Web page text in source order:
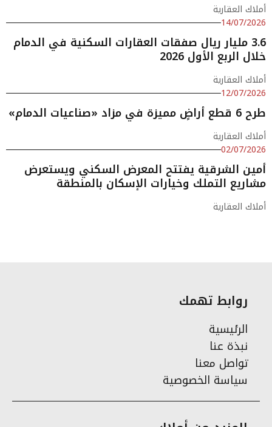
أملاك العقارية
14/07/2026
3.6 مليار ريال صفقات العقارات السكنية في الدمام
خلال الربع الأول 2026
أملاك العقارية
12/07/2026
طرح 6 قطع أراضٍ مميزة في مزاد «صناعيات الدمام»
أملاك العقارية
02/07/2026
أمين الشرقية يفتتح المعرض السكني ويستعرض
مشاريع التملك وخيارات الإسكان بالمنطقة
أملاك العقارية
روابط تهمك
الرئيسية
نبذة عنا
تواصل معنا
سياسة الخصوصية